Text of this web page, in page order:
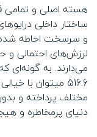
هسته اصلی و تمامی
و سرسخت احاطه شده
516.6 میتوان با
مختلف پرداخته و
دنیای پرمخاطره و